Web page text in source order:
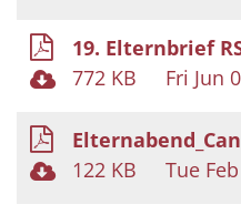
19. Elternbrief
772 KB
Fri Jun
122 KB
Tue